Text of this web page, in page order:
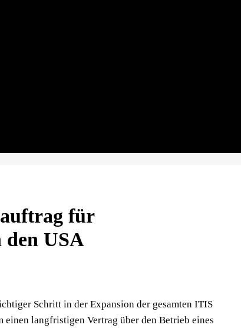
für
den USA
Schritt in der Expansion der gesamten ITIS
langfristigen Vertrag über den Betrieb eines